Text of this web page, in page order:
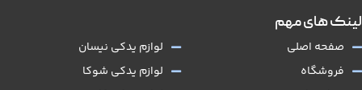
لینک های مهم
صفحه اصلی
فروشگاه
لوازم یدکی نیسان
لوازم یدکی شوکا